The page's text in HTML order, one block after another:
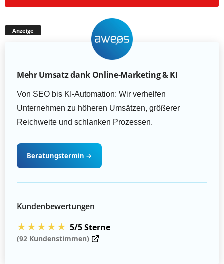
Anzeige
Mehr Umsatz dank Online-Marketing & KI
Von SEO bis KI-Automation: Wir verhelfen
Unternehmen zu höheren Umsätzen, größerer
Reichweite und schlanken Prozessen.
Beratungstermin →
Kundenbewertungen
★★★★★ 5/5 Sterne
(92 Kundenstimmen)